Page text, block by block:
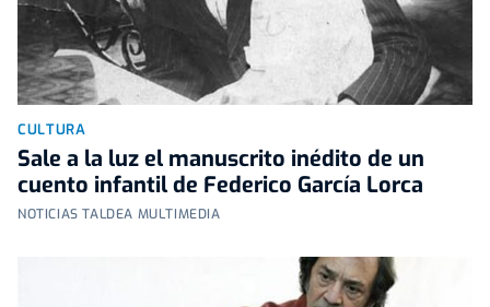
CULTURA
Sale a la luz el manuscrito inédito de un
cuento infantil de Federico García Lorca
NOTICIAS TALDEA MULTIMEDIA